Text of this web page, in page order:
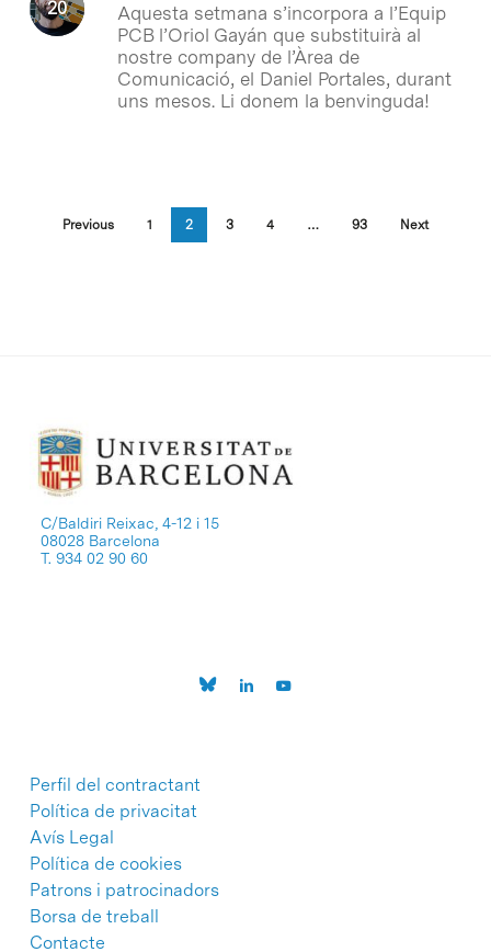
Aquesta setmana s’incorpora a l’Equip
PCB l’Oriol Gayán que substituirà al
nostre company de l’Àrea de
Comunicació, el Daniel Portales, durant
uns mesos. Li donem la benvinguda!
Previous 1 2 3 4 … 93 Next
C/Baldiri Reixac, 4-12 i 15
08028 Barcelona
T. 934 02 90 60
Perfil del contractant
Política de privacitat
Avís Legal
Política de cookies
Patrons i patrocinadors
Borsa de treball
Contacte